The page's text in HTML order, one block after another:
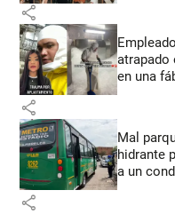
share
atrapado
en una
share
Mal
hidrante
a un
share